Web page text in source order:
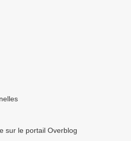
sur le portail Overblog